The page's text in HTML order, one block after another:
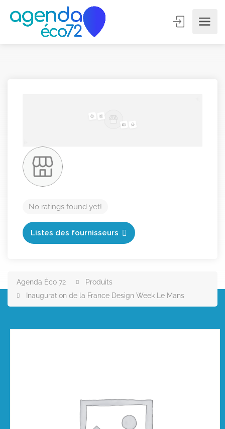
No ratings found yet!
Listes des fournisseurs
Agenda Éco 72
Produits
Inauguration de la France Design Week Le Mans